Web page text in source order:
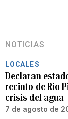
NOTICIAS
LOCALES
Declaran
recinto de Río
crisis del agua
7 de agosto de